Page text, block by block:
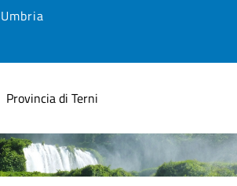
Provincia di Terni